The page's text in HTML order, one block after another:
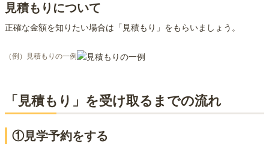
見積もりについて
正確な金額を知りたい場合は「見積もり」をもらいましょう。
（例）見積もりの一例
「見積もり」を受け取るまでの流れ
①見学予約をする